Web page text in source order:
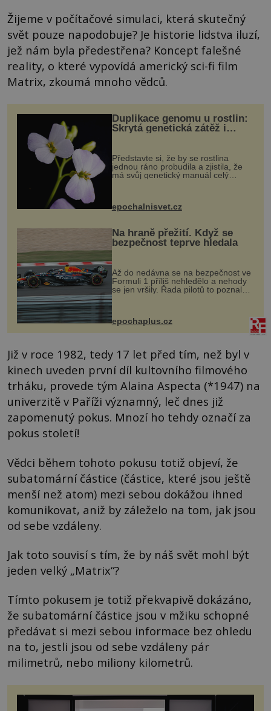
Žijeme v počítačové simulaci, která skutečný
svět pouze napodobuje? Je historie lidstva iluzí,
jež nám byla předestřena? Koncept falešné
reality, o které vypovídá americký sci-fi film
Matrix, zkoumá mnoho vědců.
Duplikace genomu u rostlin:
Skrytá genetická zátěž i
Představte si, že by se rostlina
jednou ráno probudila a zjistila, že
má svůj genetický manuál celý
vstupenka...
epochalnisvet.cz
Na hraně přežití. Když se
bezpečnost teprve hledala
Až do nedávna se na bezpečnost ve
Formuli 1 příliš nehledělo a nehody
se jen vršily. Řada pilotů to poznala
na vlastní kůži, často s trvalými
následky nebo bohužel i ztrátou
života. Dnes nepochopiteln...
epochaplus.cz
Již v roce 1982, tedy 17 let před tím, než byl v
kinech uveden první díl kultovního filmového
trháku, provede tým Alaina Aspecta (*1947) na
univerzitě v Paříži významný, leč dnes již
zapomenutý pokus. Mnozí ho tehdy označí za
pokus století!
Vědci během tohoto pokusu totiž objeví, že
subatomární částice (částice, které jsou ještě
menší než atom) mezi sebou dokážou ihned
komunikovat, aniž by záleželo na tom, jak jsou
od sebe vzdáleny.
Jak toto souvisí s tím, že by náš svět mohl být
jeden velký „Matrix“?
Tímto pokusem je totiž překvapivě dokázáno,
že subatomární částice jsou v mžiku schopné
předávat si mezi sebou informace bez ohledu
na to, jestli jsou od sebe vzdáleny pár
milimetrů, nebo miliony kilometrů.